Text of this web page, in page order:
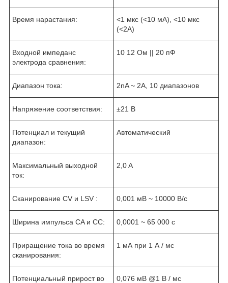
Время нарастания:
<1 мкс (<10 мА), <10 мкс
(<2А)
Входной импеданс
электрода сравнения:
10 12 Ом || 20 пФ
Диапазон тока: 2nA ~ 2A, 10 диапазонов
Напряжение соответствия: ±21 В
Потенциал и текущий
диапазон:
Автоматический
Максимальный выходной
ток:
2,0 A
Сканирование CV и LSV : 0,001 мВ ~ 10000 В/с
Ширина импульса CA и CC: 0,0001 ~ 65 000 с
Приращение тока во время
сканирования:
1 мА при 1 А / мс
Потенциальный прирост во
0,076 мВ @1 В / мс